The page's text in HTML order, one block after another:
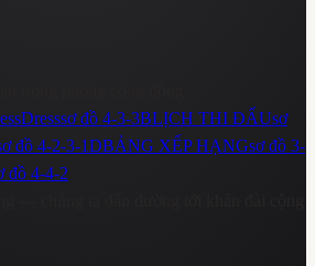
sơ đồ 4-3-3BLỊCH THI ĐẤUsơ
đồ 4-2-3-1DBẢNG XẾP HẠNGsơ đồ 3-
đồ 4-4-2